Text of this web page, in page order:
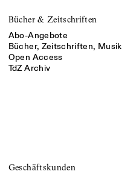
Bücher & Zeitschriften
Abo-Angebote
Bücher, Zeitschriften, Musik
Open Access
TdZ Archiv
Geschäftskunden